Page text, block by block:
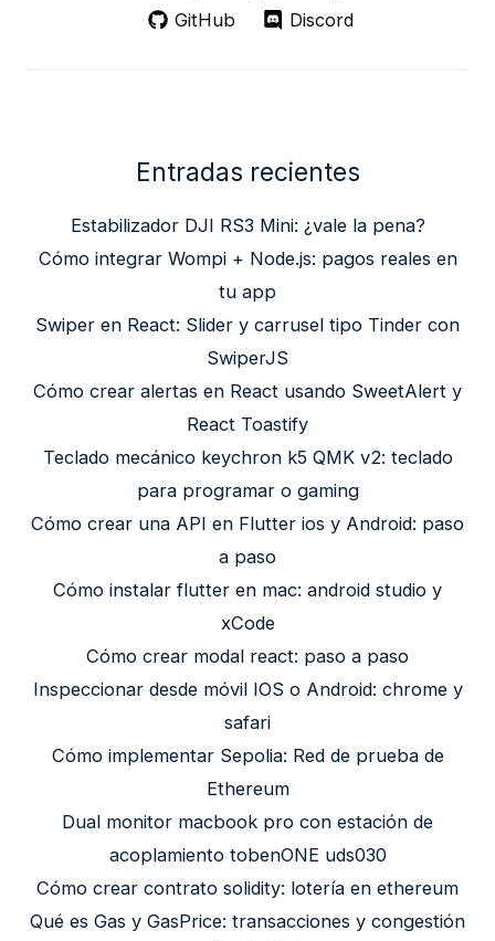
GitHub
Discord
Entradas recientes
Estabilizador DJI RS3 Mini: ¿vale la pena?
Cómo integrar Wompi + Node.js: pagos reales en
tu app
Swiper en React: Slider y carrusel tipo Tinder con
SwiperJS
Cómo crear alertas en React usando SweetAlert y
React Toastify
Teclado mecánico keychron k5 QMK v2: teclado
para programar o gaming
Cómo crear una API en Flutter ios y Android: paso
a paso
Cómo instalar flutter en mac: android studio y
xCode
Cómo crear modal react: paso a paso
Inspeccionar desde móvil IOS o Android: chrome y
safari
Cómo implementar Sepolia: Red de prueba de
Ethereum
Dual monitor macbook pro con estación de
acoplamiento tobenONE uds030
Cómo crear contrato solidity: lotería en ethereum
Qué es Gas y GasPrice: transacciones y congestión